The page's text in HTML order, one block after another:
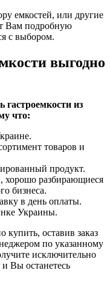
емкостей, или другие
Вам подробную
с выбором.
выгодно
гастроемкости из
что:
товаров и
продукт.
хорошо разбирающиеся
бизнеса.
в день оплаты.
Украины.
купить, оставив заказ
по указанному
исключительно
Вы останетесь